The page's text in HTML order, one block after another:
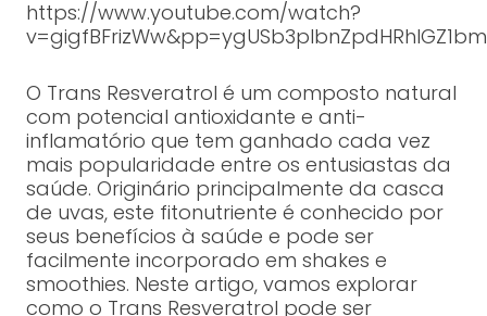
https://www.youtube.com/watch?
O Trans Resveratrol é um composto natural
com potencial antioxidante e anti-
inflamatório que tem ganhado cada vez
mais popularidade entre os entusiastas da
saúde. Originário principalmente da casca
de uvas, este fitonutriente é conhecido por
seus benefícios à saúde e pode ser
facilmente incorporado em shakes e
smoothies. Neste artigo, vamos explorar
como o Trans Resveratrol pode ser